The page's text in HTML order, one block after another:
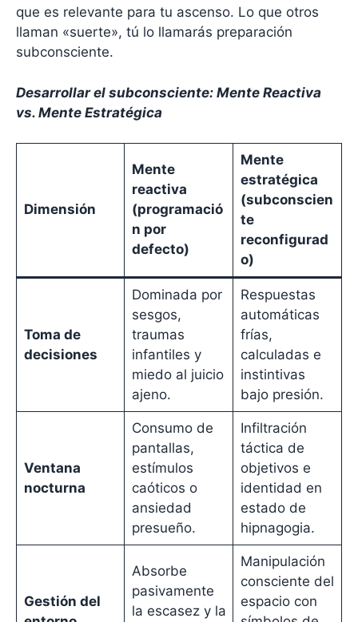
que es relevante para tu ascenso. Lo que otros
llaman «suerte», tú lo llamarás preparación
subconsciente.
Desarrollar el subconsciente: Mente Reactiva
vs. Mente Estratégica
Dimensión
Mente
reactiva
(programació
n por
defecto)
Mente
estratégica
(subconscien
te
reconfigurad
o)
Toma de
decisiones
Dominada por
sesgos,
traumas
infantiles y
miedo al juicio
ajeno.
Respuestas
automáticas
frías,
calculadas e
instintivas
bajo presión.
Ventana
nocturna
Consumo de
pantallas,
estímulos
caóticos o
ansiedad
presueño.
Infiltración
táctica de
objetivos e
identidad en
estado de
hipnagogia.
Gestión del
Absorbe
pasivamente
la escasez y la
Manipulación
consciente del
espacio con